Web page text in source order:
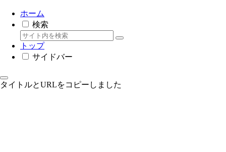
ホーム
検索
トップ
サイドバー
タイトルとURLをコピーしました